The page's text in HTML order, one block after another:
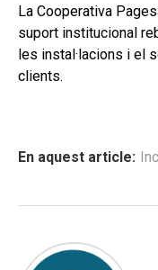
La Cooperativa
suport institucional
les instal·lacions i el
clients.
En aquest article: